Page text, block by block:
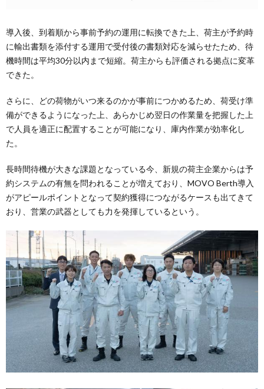
導入後、到着順から事前予約の運用に転換できた上、荷主が予約時
に輸出書類を添付する運用で受付後の書類対応を減らせたため、待
機時間は平均30分以内まで短縮。荷主からも評価される拠点に変革
できた。
さらに、どの荷物がいつ来るのかが事前につかめるため、荷受け準
備ができるようになった上、あらかじめ翌日の作業量を把握した上
で人員を適正に配置することが可能になり、庫内作業が効率化し
た。
長時間待機が大きな課題となっている今、新規の荷主企業からは予
約システムの有無を問われることが増えており、MOVO Berth導入
がアピールポイントとなって契約獲得につながるケースも出てきて
おり、営業の武器としても力を発揮しているという。